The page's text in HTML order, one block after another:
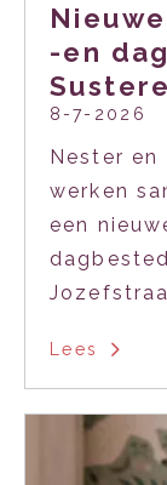
-en
8-7-2026
Nester
werken
een
Lees